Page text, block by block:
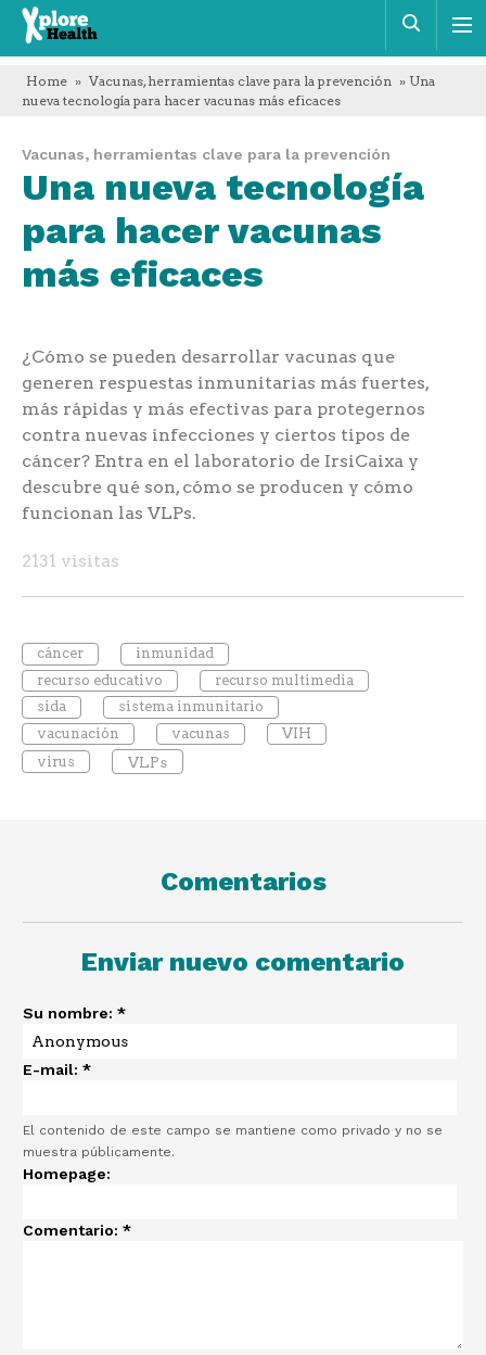
Xplore
Health
Home » Vacunas, herramientas clave para la prevención » Una
nueva tecnología para hacer vacunas más eficaces
Vacunas, herramientas clave para la prevención
Una nueva tecnología
para hacer vacunas
más eficaces
¿Cómo se pueden desarrollar vacunas que
generen respuestas inmunitarias más fuertes,
más rápidas y más efectivas para protegernos
contra nuevas infecciones y ciertos tipos de
cáncer? Entra en el laboratorio de IrsiCaixa y
descubre qué son, cómo se producen y cómo
funcionan las VLPs.
2131 visitas
cáncer
inmunidad
recurso educativo
recurso multimedia
sida
sistema inmunitario
vacunación
vacunas
VIH
virus
VLPs
Comentarios
Enviar nuevo comentario
Su nombre: *
E-mail: *
El contenido de este campo se mantiene como privado y no se
muestra públicamente.
Homepage:
Comentario: *